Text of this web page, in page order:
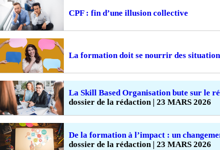
CPF : fin d’une illusion collective
La formation doit se nourrir des
La Skill Based Organisation bute sur le
dossier de la rédaction | 23 MARS 2026
De la formation à l’impact : un
dossier de la rédaction | 23 MARS 2026